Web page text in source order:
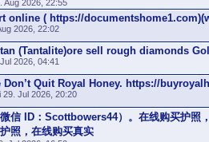
Aug 2026, 22:55
online ( https://
2026, 22:02
(Tantalite)ore sell rough diamonds
2026, 04:41
Quit Royal Honey. https://buyroyalh
29. Jul 2026, 20:20
信 ID：Scottbowers44）。在线购买护照
照，在线购买真实